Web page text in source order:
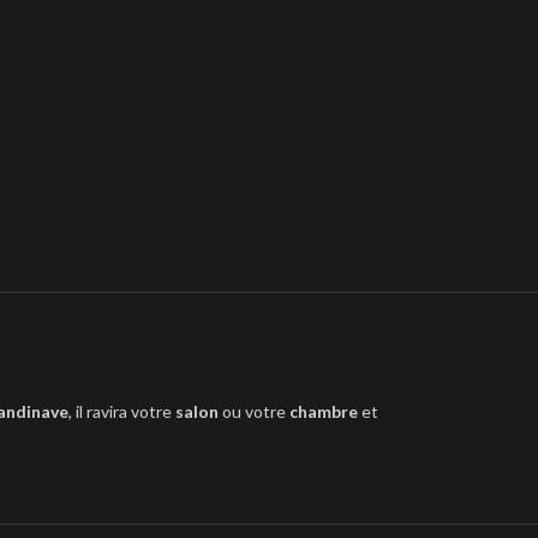
, il ravira votre salon ou votre chambreet